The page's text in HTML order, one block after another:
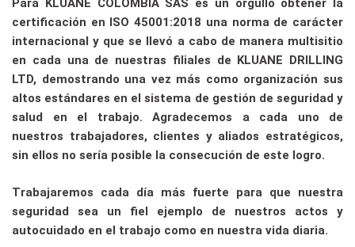
Para KLUANE COLOMBIA SAS es un orgullo obtener la
certificación en ISO 45001:2018 una norma de carácter
internacional y que se llevó a cabo de manera multisitio
en cada una de nuestras filiales de KLUANE DRILLING
LTD, demostrando una vez más como organización sus
altos estándares en el sistema de gestión de seguridad y
salud en el trabajo. Agradecemos a cada uno de
nuestros trabajadores, clientes y aliados estratégicos,
sin ellos no sería posible la consecución de este logro.
Trabajaremos cada día más fuerte para que nuestra
seguridad sea un fiel ejemplo de nuestros actos y
autocuidado en el trabajo como en nuestra vida diaria.